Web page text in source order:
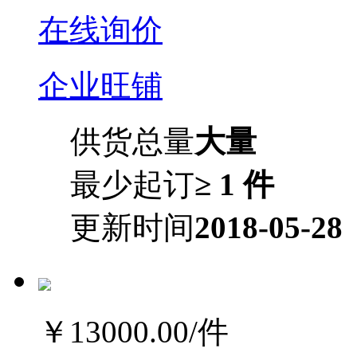
在线询价
企业旺铺
供货总量大量
最少起订≥ 1 件
更新时间2018-05-28
￥13000.00/件